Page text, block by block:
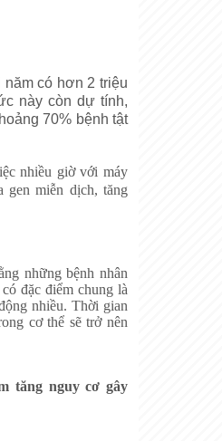
có hơn 2 triệu
này còn dự tính,
70% bệnh tật
nhiều giờ với máy
gen miễn dịch, tăng
những bệnh nhân
đặc điểm chung là
nhiều. Thời gian
cơ thể sẽ trở nên
tăng nguy cơ gây